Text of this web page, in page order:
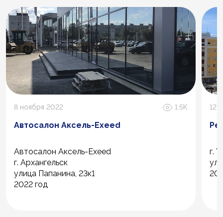
8 ноября 2022 1.5К
Автосалон Аксель-Exeed
Автосалон Аксель-Exeed
г. Архангельск
улица Папанина, 23к1
2022 год
12
г.
ул.